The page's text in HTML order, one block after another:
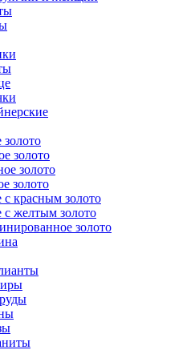
золото
золото
золото
золото
с красным золото
с желтым золото
золото